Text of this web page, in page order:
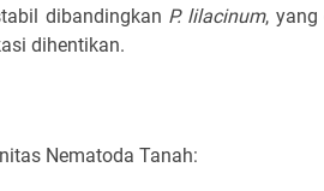
dibandingkan P. lilacinum, yang
dihentikan.
Nematoda Tanah: